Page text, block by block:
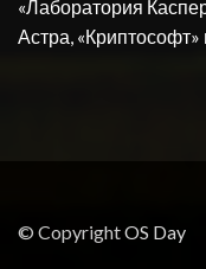
«Лаборатория
Астра,
© CopyrightOS Day